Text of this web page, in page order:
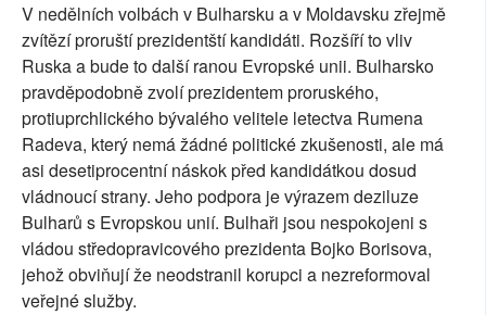
V nedělních volbách v Bulharsku a v Moldavsku zřejmě
zvítězí proruští prezidentští kandidáti. Rozšíří to vliv
Ruska a bude to další ranou Evropské unii. Bulharsko
pravděpodobně zvolí prezidentem proruského,
protiuprchlického bývalého velitele letectva Rumena
Radeva, který nemá žádné politické zkušenosti, ale má
asi desetiprocentní náskok před kandidátkou dosud
vládnoucí strany. Jeho podpora je výrazem deziluze
Bulharů s Evropskou unií. Bulhaři jsou nespokojeni s
vládou středopravicového prezidenta Bojko Borisova,
jehož obviňují že neodstranil korupci a nezreformoval
veřejné služby.